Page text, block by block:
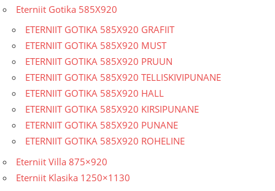
Eterniit Gotika 585X920
ETERNIIT GOTIKA 585X920 GRAFIIT
ETERNIIT GOTIKA 585X920 MUST
ETERNIIT GOTIKA 585X920 PRUUN
ETERNIIT GOTIKA 585X920 TELLISKIVIPUNANE
ETERNIIT GOTIKA 585X920 HALL
ETERNIIT GOTIKA 585X920 KIRSIPUNANE
ETERNIIT GOTIKA 585X920 PUNANE
ETERNIIT GOTIKA 585X920 ROHELINE
Eterniit Villa 875×920
Eterniit Klasika 1250×1130